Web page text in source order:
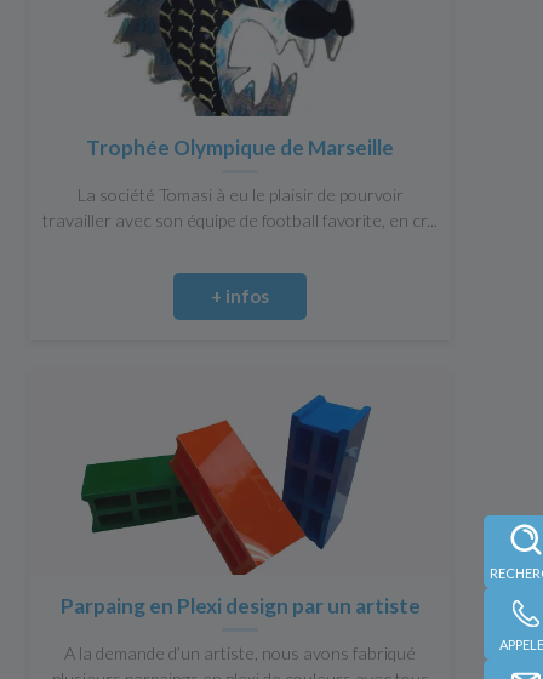
Trophée Olympique de Marseille
La société Tomasi à eu le plaisir de pourvoir
travailler avec son équipe de football favorite, en cr...
+ infos
Parpaing en Plexi design par un artiste
A la demande d’un artiste, nous avons fabriqué